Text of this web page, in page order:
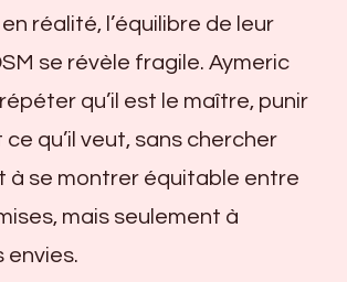
réalité, l’équilibre de leur
se révèle fragile. Aymeric
qu’il est le maître, punir
qu’il veut, sans chercher
à se montrer équitable entre
mais seulement à
envies.